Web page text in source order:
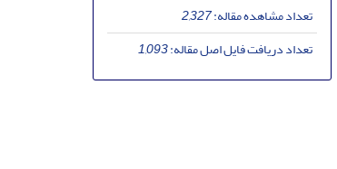
تعداد مشاهده مقاله:2,327
تعداد دریافت فایل اصل مقاله:1,093